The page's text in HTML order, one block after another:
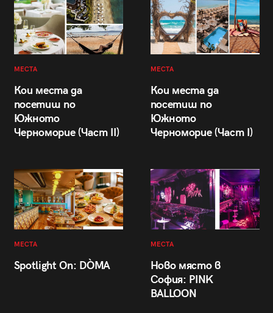
МЕСТА
Кои места да
посетиш по
Южното
Черноморие (Част II)
МЕСТА
Кои места да
посетиш по
Южното
Черноморие (Част I)
МЕСТА
Spotlight On: DÒMA
МЕСТА
Ново място в
София: PINK
BALLOON